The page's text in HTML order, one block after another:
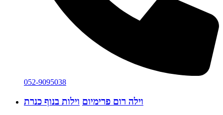
052-9095038
וילה רום פרימיום וילות בנוף כנרת